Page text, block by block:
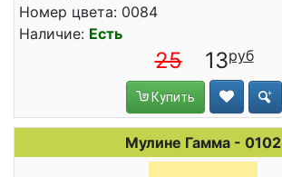
Номер цвета: 0084
Наличие: Есть
25 13
Купить
Мулине Гамма - 0102